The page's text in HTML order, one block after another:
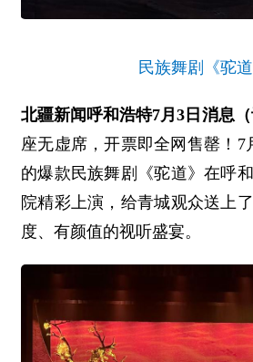
民族舞剧《驼道
北疆新闻呼和浩特7月3日消息（
座无虚席，开票即全网售罄！7
的爆款民族舞剧《驼道》在呼
院精彩上演，给青城观众送上
度、有颜值的视听盛宴。